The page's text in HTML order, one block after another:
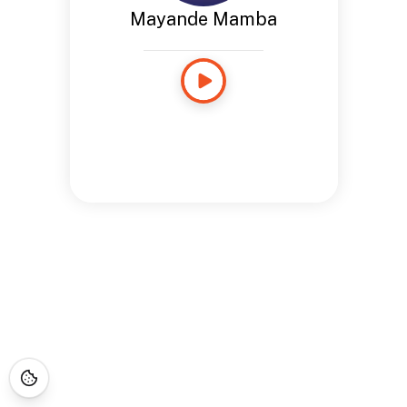
Mayande Mamba